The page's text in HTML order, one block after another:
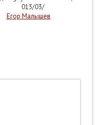
013/03/
Егор Малышев